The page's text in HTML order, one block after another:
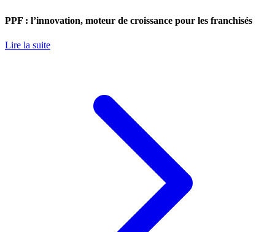
PPF : l’innovation, moteur de croissance pour les franchisés
Lire la suite